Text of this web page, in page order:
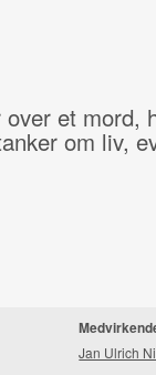
et mord,
om liv,
Jan Ulrich